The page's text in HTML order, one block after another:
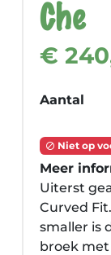
Che
€
Aantal
 Niet op
Meer
Uiterst
Curved
smaller is
broek met